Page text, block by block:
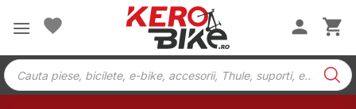
Products
search